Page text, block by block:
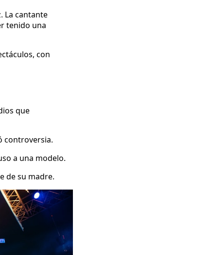
La cantante
tenido una
con
que
controversia.
a una modelo.
de su madre.